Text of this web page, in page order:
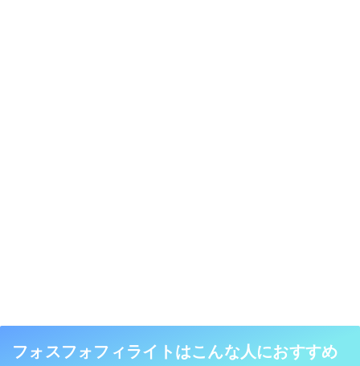
フォスフォフィライトはこんな人におすすめ